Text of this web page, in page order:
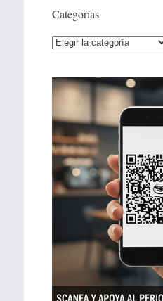
Categorías
Categorías